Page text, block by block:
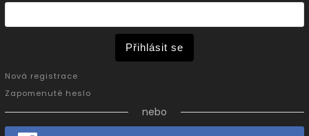
Přihlásit se
Nová registrace
Zapomenuté heslo
nebo